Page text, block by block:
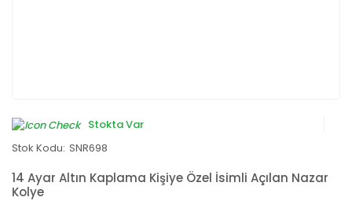
Stokta Var
Stok Kodu: SNR698
14 Ayar Altın Kaplama Kişiye Özel İsimli Açılan Nazar
Kolye